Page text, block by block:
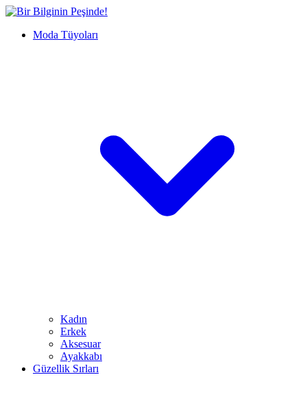
İçeriğe
Bir
Peşinde!Moda Tüyoları
Kadın
Erkek
Aksesuar
Ayakkabı
Güzellik Sırları